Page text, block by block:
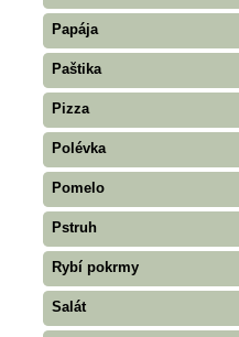
Papája
Paštika
Pizza
Polévka
Pomelo
Pstruh
Rybí pokrmy
Salát